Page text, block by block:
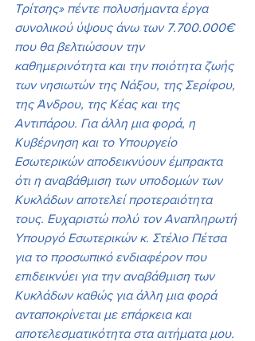
Τρίτσης» πέντε πολυσήμαντα έργα
συνολικού ύψους άνω των 7.700.000€
που θα βελτιώσουν την
καθημερινότητα και την ποιότητα ζωής
των νησιωτών της Νάξου, της Σερίφου,
της Άνδρου, της Κέας και της
Αντιπάρου. Για άλλη μια φορά, η
Κυβέρνηση και το Υπουργείο
Εσωτερικών αποδεικνύουν έμπρακτα
ότι η αναβάθμιση των υποδομών των
Κυκλάδων αποτελεί προτεραιότητα
τους. Ευχαριστώ πολύ τον Αναπληρωτή
Υπουργό Εσωτερικών κ. Στέλιο Πέτσα
για το προσωπικό ενδιαφέρον που
επιδεικνύει για την αναβάθμιση των
Κυκλάδων καθώς για άλλη μια φορά
ανταποκρίνεται με επάρκεια και
αποτελεσματικότητα στα αιτήματα μου.